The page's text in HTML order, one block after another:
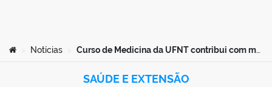
Você está aqui:
Notícias Curso de Medicina da UFNT contribui com mutirões de saúde e fortalece integração entre ensino e atenção primária
SAÚDE E EXTENSÃO